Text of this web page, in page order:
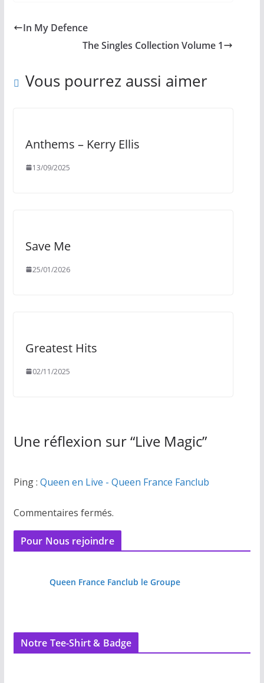
In My Defence
The Singles Collection Volume 1
Vous pourrez aussi aimer
Anthems – Kerry Ellis
13/09/2025
Save Me
25/01/2026
Greatest Hits
02/11/2025
Une réflexion sur “Live Magic”
Ping : Queen en Live - Queen France Fanclub
Commentaires fermés.
Pour Nous rejoindre
Queen France Fanclub le Groupe
Notre Tee-Shirt & Badge